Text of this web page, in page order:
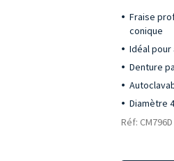
Fraise
conique
Idéal
Denture
Diamètre
Réf: CM796D